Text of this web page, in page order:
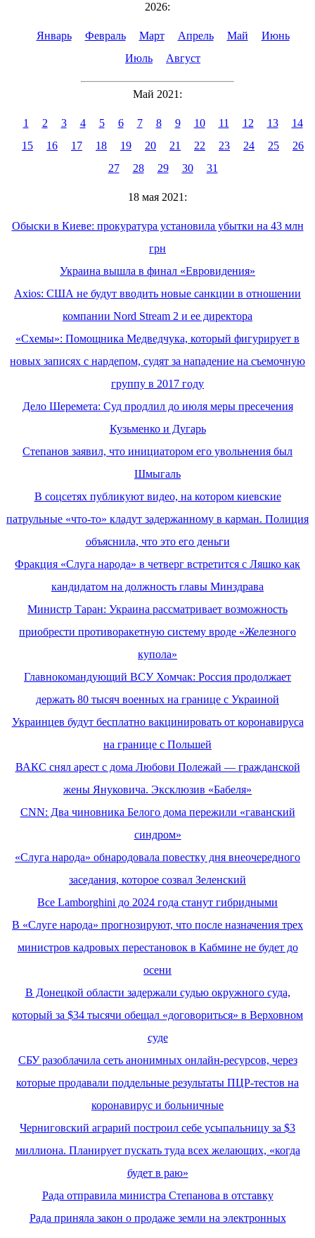
2026:
Январь Февраль Март Апрель Май
Июнь
Июль
Август
Май 2021:
1 2 3 4 5 6 7 8 9 10 11 12 13
14
15
16 17 18 19 20 21 22 23 24 25
26
27
28 29 30 31
18 мая 2021:
Обыски в Киеве: прокуратура установила убытки на 43 млн
грн
Украина вышла в финал «Евровидения»
Axios: США не будут вводить новые санкции в отношении
компании Nord Stream 2 и ее директора
«Схемы»: Помощника Медведчука, который фигурирует в
новых записях с нардепом, судят за нападение на съемочную
группу в 2017 году
Дело Шеремета: Суд продлил до июля меры пресечения
Кузьменко и Дугарь
Степанов заявил, что инициатором его увольнения был
Шмыгаль
В соцсетях публикуют видео, на котором киевские
патрульные «что-то» кладут задержанному в карман. Полиция
объяснила, что это его деньги
Фракция «Слуга народа» в четверг встретится с Ляшко как
кандидатом на должность главы Минздрава
Министр Таран: Украина рассматривает возможность
приобрести противоракетную систему вроде «Железного
купола»
Главнокомандующий ВСУ Хомчак: Россия продолжает
держать 80 тысяч военных на границе с Украиной
Украинцев будут бесплатно вакцинировать от коронавируса
на границе с Польшей
ВАКС снял арест с дома Любови Полежай — гражданской
жены Януковича. Эксклюзив «Бабеля»
CNN: Два чиновника Белого дома пережили «гаванский
синдром»
«Слуга народа» обнародовала повестку дня внеочередного
заседания, которое созвал Зеленский
Все Lamborghini до 2024 года станут гибридными
В «Слуге народа» прогнозируют, что после назначения трех
министров кадровых перестановок в Кабмине не будет до
осени
В Донецкой области задержали судью окружного суда,
который за $34 тысячи обещал «договориться» в Верховном
суде
СБУ разоблачила сеть анонимных онлайн-ресурсов, через
которые продавали поддельные результаты ПЦР-тестов на
коронавирус и больничные
Черниговский аграрий построил себе усыпальницу за $3
миллиона. Планирует пускать туда всех желающих, «когда
будет в раю»
Рада отправила министра Степанова в отставку
Рада приняла закон о продаже земли на электронных